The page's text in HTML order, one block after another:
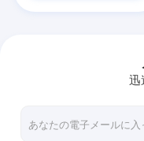
VRショー
迅